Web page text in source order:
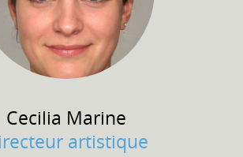
Cecilia Marine
artistique